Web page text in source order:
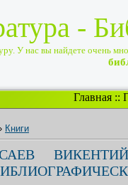
-
У нас вы найдете очень
Главная ::
Книги